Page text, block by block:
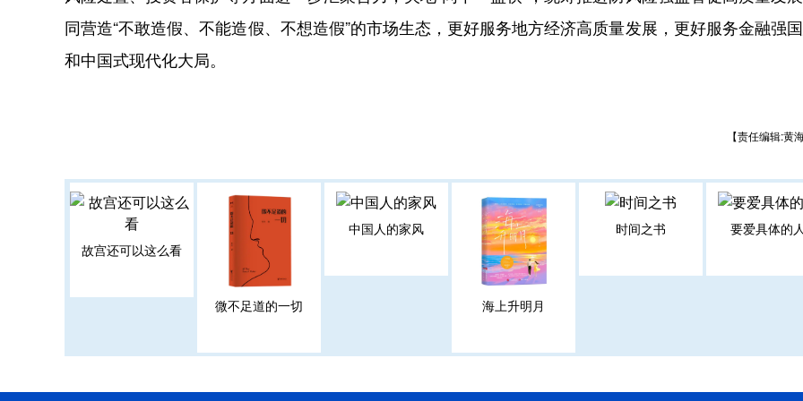
同营造“不敢造假、不能造假、不想造假”的市场生态，更好服务地方经济高质量发展，更好服务金融强
和中国式现代化大局。
【责任编辑:黄
故宫还可以这么看
微不足道的一切
中国人的家风
海上升明月
时间之书 要爱具体的人